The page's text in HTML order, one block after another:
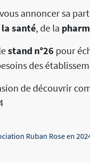
annoncer sa
santé, de la
stand n°26 pour
des
de découvrir
Ruban Rose en